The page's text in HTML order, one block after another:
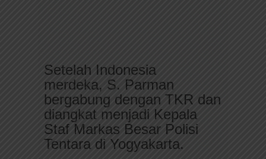
Setelah Indonesia
merdeka, S. Parman
bergabung dengan TKR dan
diangkat menjadi Kepala
Staf Markas Besar Polisi
Tentara di Yogyakarta.